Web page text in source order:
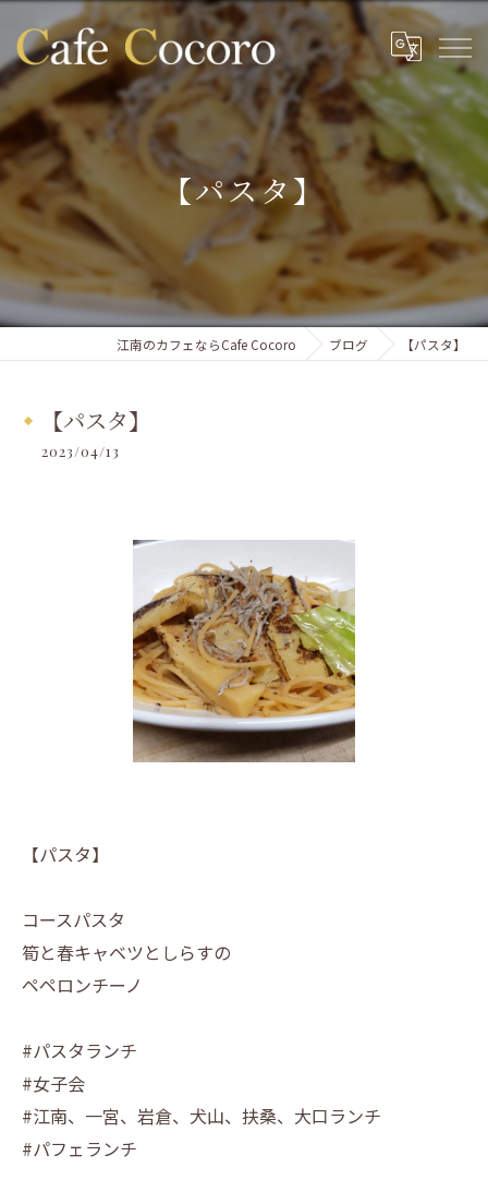
【パスタ】
江南のカフェならCafe Cocoro ブログ 【パスタ】
【パスタ】
2023/04/13
【パスタ】
コースパスタ
筍と春キャベツとしらすの
ペペロンチーノ
#パスタランチ
#女子会
#江南、一宮、岩倉、犬山、扶桑、大口ランチ
#パフェランチ